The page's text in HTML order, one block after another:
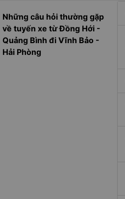
Những câu hỏi thường gặp
về tuyến xe từ Đồng Hới -
Quảng Bình đi Vĩnh Bảo -
Hải Phòng